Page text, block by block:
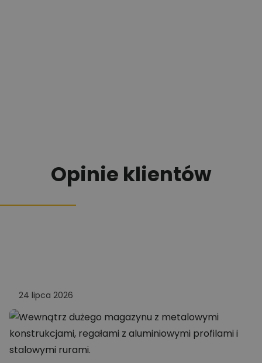
Opinie klientów
24 lipca 2026